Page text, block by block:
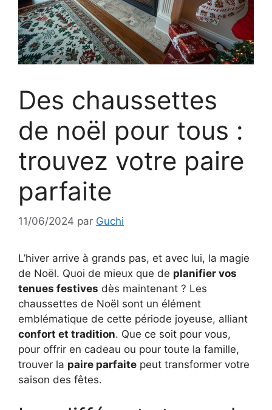
Des chaussettes
de noël pour tous :
trouvez votre paire
parfaite
11/06/2024 par Guchi
L’hiver arrive à grands pas, et avec lui, la magie
de Noël. Quoi de mieux que de planifier vos
tenues festives dès maintenant ? Les
chaussettes de Noël sont un élément
emblématique de cette période joyeuse, alliant
confort et tradition. Que ce soit pour vous,
pour offrir en cadeau ou pour toute la famille,
trouver la paire parfaite peut transformer votre
saison des fêtes.